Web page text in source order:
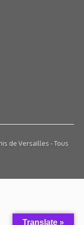
de Versailles - Tous
Translate »